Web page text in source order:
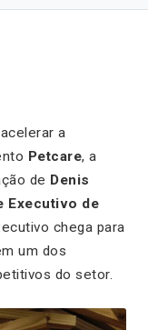
a
Petcare, a
de Denis
Executivo de
chega para
um dos
do setor.